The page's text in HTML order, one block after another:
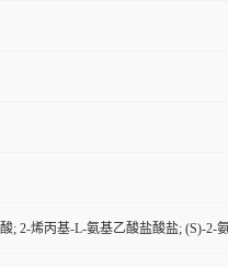
; 2-烯丙基-L-氨基乙酸盐酸盐; (S)-2-